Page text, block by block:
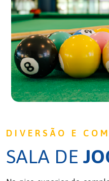
DIVERSÃO E
SALA DE